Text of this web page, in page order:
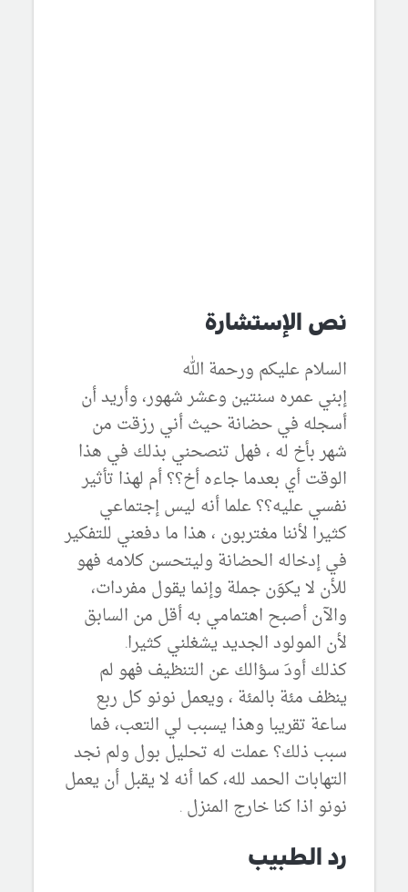
نص الإستشارة
السلام عليكم ورحمة الله
إبني عمره سنتين وعشر شهور، وأريد أن
أسجله في حضانة حيث أني رزقت من
شهر بأخ له ، فهل تنصحني بذلك في هذا
الوقت أي بعدما جاءه أخ؟؟ أم لهذا تأثير
نفسي عليه؟؟ علما أنه ليس إجتماعي
كثيرا لأننا مغتربون ، هذا ما دفعني للتفكير
في إدخاله الحضانة وليتحسن كلامه فهو
للأن لا يكوَن جملة وإنما يقول مفردات،
والآن أصبح اهتمامي به أقل من السابق
لأن المولود الجديد يشغلني كثيرا.
كذلك أودَ سؤالك عن التنظيف فهو لم
ينظف مئة بالمئة ، ويعمل نونو كل ربع
ساعة تقريبا وهذا يسبب لي التعب، فما
سبب ذلك؟ عملت له تحليل بول ولم نجد
التهابات الحمد لله، كما أنه لا يقبل أن يعمل
نونو اذا كنا خارج المنزل .
رد الطبيب